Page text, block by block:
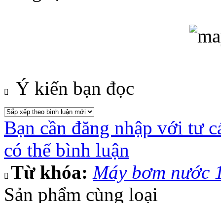
Ý kiến bạn đọc
Bạn cần đăng nhập với tư
có thể bình luận
Từ khóa: Máy bơm nước
Sản phẩm cùng loại